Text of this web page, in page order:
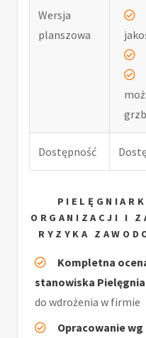
Wersja
planszowa
Dostępność
ORGANIZACJI I
RYZYKA
Kompletna
stanowiska
do wdrożenia w firmie
Opracowanie wg